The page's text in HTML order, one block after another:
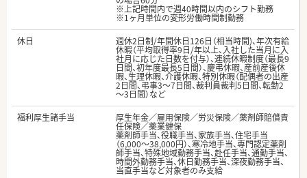
※上記時間内で週40時間以内のシフト勤務
※1ヶ月単位の変形労働時間制勤務
休日
週休2日制/年間休日126日（相当時間)、年次有給
休暇（平均取得率9日/年以上、入社した当月に入
社月に応じた日数を付与）、連続休暇制度（最長9
日間、初年度最長5日間）、慶弔休暇、産前産後休
暇、生理休暇、介護休暇、特別休暇（配偶者の出産
2日間、弔事3～7日間、裁判員裁判5日間、転勤2
～3日間）など
福利厚生諸手当
厚生年金／雇用保険／労災保険／薬剤師賠償責
任保険／薬業健保
薬剤師手当、役職手当、家族手当、住宅手当
（6,000～38,000円）、寒冷地手当、専門認定薬剤
師手当、特殊地域勤務手当、赴任手当、通勤手当、
時間外勤務手当、休日勤務手当、深夜勤務手当、
当直手当など対象者のみ支給